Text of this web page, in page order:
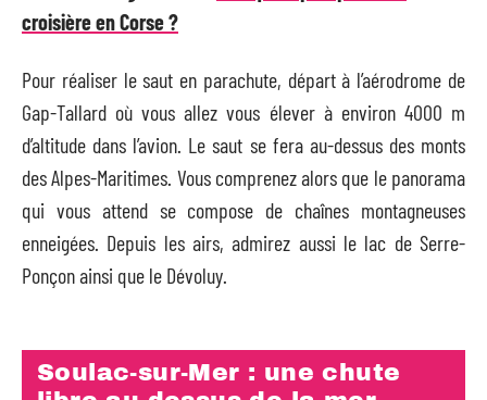
croisière en Corse ?
Pour réaliser le saut en parachute, départ à l’aérodrome de
Gap-Tallard où vous allez vous élever à environ 4000 m
d’altitude dans l’avion. Le saut se fera au-dessus des monts
des Alpes-Maritimes. Vous comprenez alors que le panorama
qui vous attend se compose de chaînes montagneuses
enneigées. Depuis les airs, admirez aussi le lac de Serre-
Ponçon ainsi que le Dévoluy.
Soulac-sur-Mer : une chute